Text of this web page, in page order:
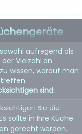
aufregend als
Vielzahl an
wissen, worauf man
sind:
Sie die
sollte in Ihre Küche
gerecht werden.